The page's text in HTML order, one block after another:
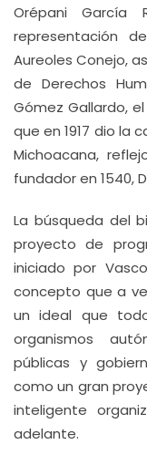
Orépani García
representación
Aureoles Conejo,
de Derechos
Gómez Gallardo,
que en 1917 dio la
Michoacana,
fundador en 1540,
La búsqueda del
proyecto de
iniciado por
concepto que a
un ideal que
organismos
públicas y
como un gran
inteligente
adelante.